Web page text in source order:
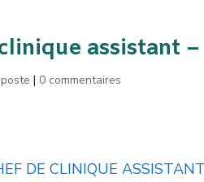
assistant –
| 0 commentaires
DE CLINIQUE